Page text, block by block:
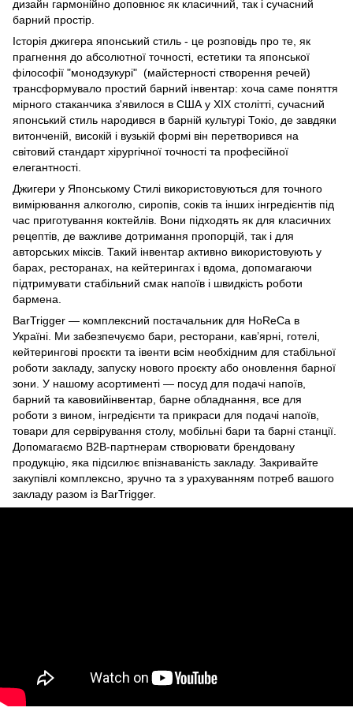
дизайн гармонійно доповнює як класичний, так і сучасний
барний простір.
Історія джигера японський стиль - це розповідь про те, як
прагнення до абсолютної точності, естетики та японської
філософії "монодзукурі" (майстерності створення речей)
трансформувало простий барний інвентар: хоча саме поняття
мірного стаканчика з'явилося в США у XIX столітті, сучасний
японський стиль народився в барній культурі Токіо, де завдяки
витонченій, високій і вузькій формі він перетворився на
світовий стандарт хірургічної точності та професійної
елегантності.
Джигери у Японському Стилі використовуються для точного
вимірювання алкоголю, сиропів, соків та інших інгредієнтів під
час приготування коктейлів. Вони підходять як для класичних
рецептів, де важливе дотримання пропорцій, так і для
авторських міксів. Такий інвентар активно використовують у
барах, ресторанах, на кейтерингах і вдома, допомагаючи
підтримувати стабільний смак напоїв і швидкість роботи
бармена.
BarTrigger — комплексний постачальник для HoReCa в
Україні. Ми забезпечуємо бари, ресторани, кав’ярні, готелі,
кейтерингові проєкти та івенти всім необхідним для стабільної
роботи закладу, запуску нового проєкту або оновлення барної
зони. У нашому асортименті — посуд для подачі напоїв,
барний та кавовийінвентар, барне обладнання, все для
роботи з вином, інгредієнти та прикраси для подачі напоїв,
товари для сервірування столу, мобільні бари та барні станції.
Допомагаємо B2B-партнерам створювати брендовану
продукцію, яка підсилює впізнаваність закладу. Закривайте
закупівлі комплексно, зручно та з урахуванням потреб вашого
закладу разом із BarTrigger.